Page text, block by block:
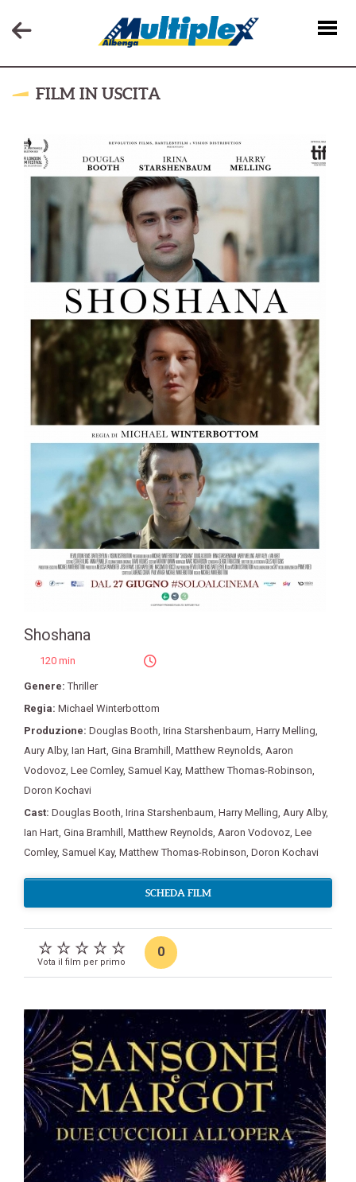
FILM IN USCITA
Shoshana
120 min
Genere:Thriller
Regia: Michael Winterbottom
Produzione: Douglas Booth, Irina Starshenbaum, Harry Melling,
Aury Alby, Ian Hart, Gina Bramhill , Matthew Reynolds, Aaron
Vodovoz, Lee Comley, Samuel Kay, Matthew Thomas-Robinson,
Doron Kochavi
Cast: Douglas Booth, Irina Starshenbaum, Harry Melling, Aury Alby,
Ian Hart, Gina Bramhill , Matthew Reynolds, Aaron Vodovoz, Lee
Comley, Samuel Kay, Matthew Thomas-Robinson, Doron Kochavi
SCHEDA FILM
Vota il film per primo
0